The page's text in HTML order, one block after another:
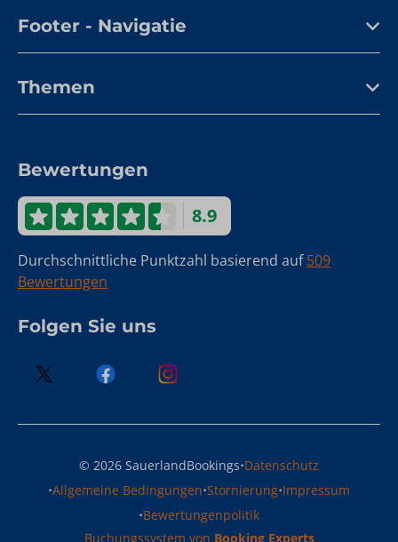
Footer - Navigatie
Themen
Bewertungen
8.9
Durchschnittliche Punktzahl basierend auf509
Bewertungen
Folgen Sie uns
© 2026 SauerlandBookings·Datenschutz
·Allgemeine Bedingungen·Stornierung·Impressum
·Bewertungenpolitik
Buchungssystem von Booking Experts